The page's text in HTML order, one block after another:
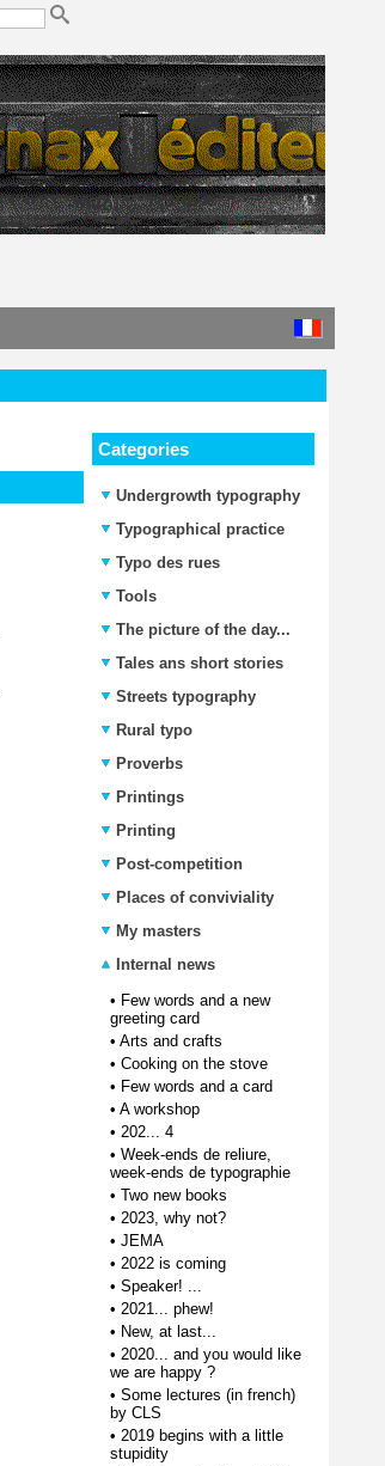
Categories
Undergrowth typography
Typographical practice
Typo des rues
Tools
The picture of the day...
Tales ans short stories
Streets typography
Rural typo
Proverbs
Printings
Printing
Post-competition
Places of conviviality
My masters
Internal news
• Few words and a new
greeting card
• Arts and crafts
• Cooking on the stove
• Few words and a card
• A workshop
• 202... 4
• Week-ends de reliure,
week-ends de typographie
• Two new books
• 2023, why not?
• JEMA
• 2022 is coming
• Speaker! ...
• 2021... phew!
• New, at last...
• 2020... and you would like
we are happy ?
• Some lectures (in french)
by CLS
• 2019 begins with a little
stupidity